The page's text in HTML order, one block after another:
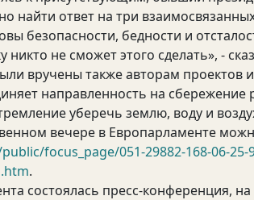
найти ответ на три
безопасности, бедности и
никто не сможет этого сделать», -
вручены также авторам проектов
направленность на сбережение
уберечь землю, воду и
вечере в Европарламенте
focus_page/051-29882-168-06-25-
.
состоялась пресс-конференция,